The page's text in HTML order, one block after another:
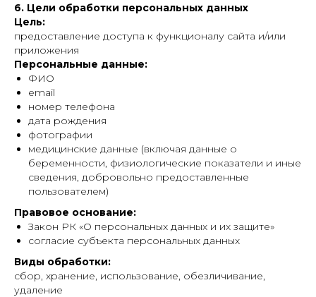
6. Цели обработки персональных данных
Цель:
предоставление доступа к функционалу сайта и/или
приложения
Персональные данные:
ФИО
email
номер телефона
дата рождения
фотографии
медицинские данные (включая данные о
беременности, физиологические показатели и иные
сведения, добровольно предоставленные
пользователем)
Правовое основание:
Закон РК «О персональных данных и их защите»
согласие субъекта персональных данных
Виды обработки:
сбор, хранение, использование, обезличивание,
удаление